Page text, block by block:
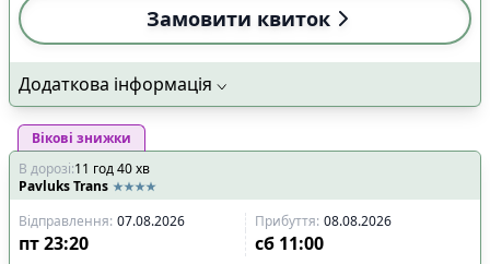
Замовити квиток
Додаткова інформація
Вікові знижки
В дорозі:11 год40хв
Pavluks Trans
Відправлення: 07.08.2026 Прибуття: 08.08.2026
пт23:20 сб 11:00